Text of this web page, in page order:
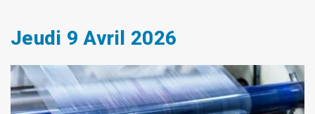
Jeudi 9 Avril 2026